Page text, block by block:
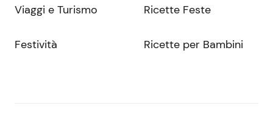
Viaggi e Turismo
Festività
Ricette Feste
Ricette per Bambini